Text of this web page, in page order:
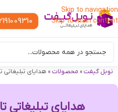
Skip to navigation
Skip to main content
نوبل گیفت» محصولات» هدایای تبلیغاتی تا 50 هزار
هدایای تبلیغاتی تا 50 هزار تومان